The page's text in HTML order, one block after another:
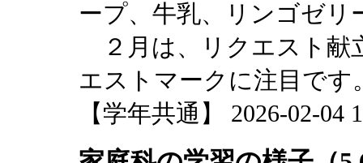
ープ、牛乳、リンゴゼリ
２月は、リクエスト献
エストマークに注目です
【学年共通】 2026-02-04